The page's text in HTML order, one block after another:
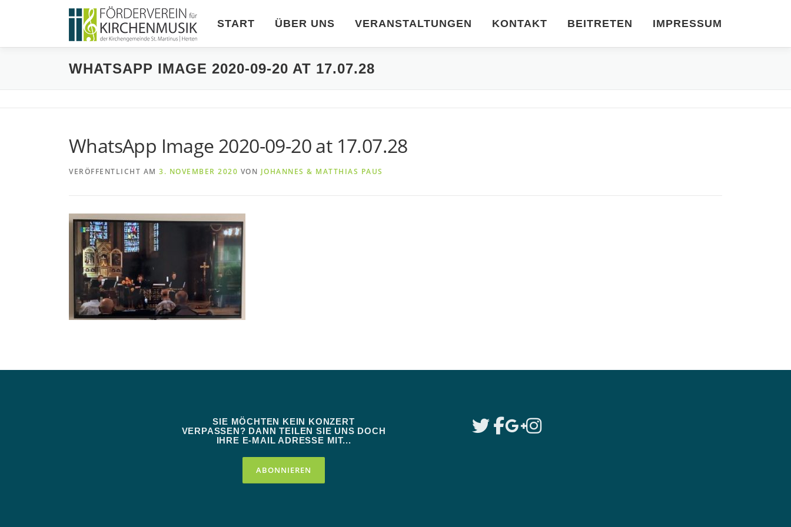
START ÜBER UNS VERANSTALTUNGEN KONTAKT BEITRETEN IMPRESSUM
WHATSAPP IMAGE 2020-09-20 AT 17.07.28
WhatsApp Image 2020-09-20 at 17.07.28
VERÖFFENTLICHT AM 3. NOVEMBER 2020 VON JOHANNES & MATTHIAS PAUS
SIE MÖCHTEN KEIN KONZERT
VERPASSEN? DANN TEILEN SIE UNS DOCH
IHRE E-MAIL ADRESSE MIT...